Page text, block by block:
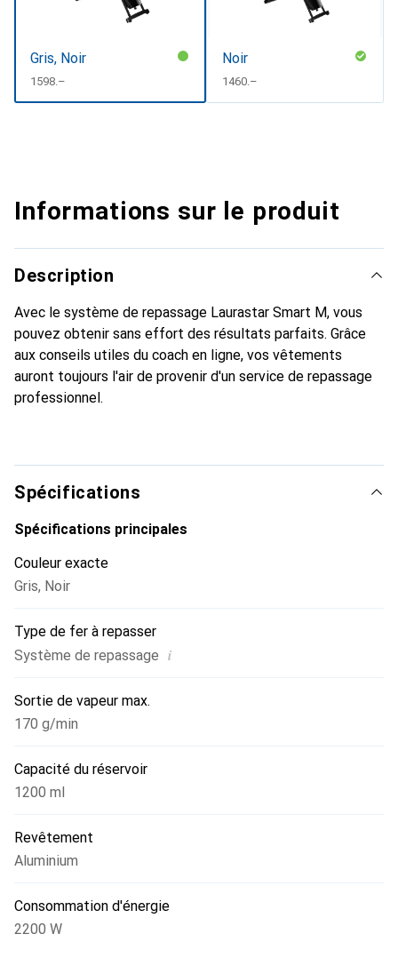
Gris, Noir
CHF
1598.–
Noir
CHF
1460.–
Informations sur le produit
Description
Avec le système de repassage Laurastar Smart M, vous
pouvez obtenir sans effort des résultats parfaits. Grâce
aux conseils utiles du coach en ligne, vos vêtements
auront toujours l'air de provenir d'un service de repassage
professionnel.
Spécifications
Spécifications principales
Couleur exacte
Gris, Noir
Type de fer à repasser
Système de repassage i
Sortie de vapeur max.
170 g/min
Capacité du réservoir
1200 ml
Revêtement
Aluminium
Consommation d'énergie
2200 W